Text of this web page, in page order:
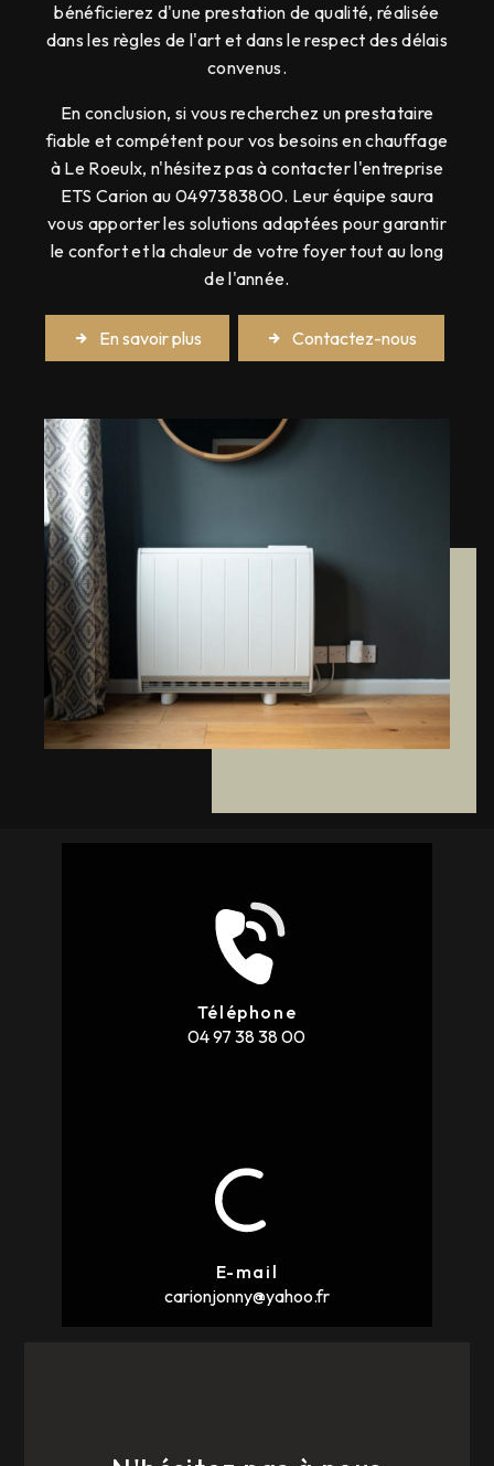
bénéficierez d'une prestation de qualité, réalisée
dans les règles de l'art et dans le respect des délais
convenus.
En conclusion, si vous recherchez un prestataire
fiable et compétent pour vos besoins en chauffage
à Le Roeulx, n'hésitez pas à contacter l'entreprise
ETS Carion au 0497383800. Leur équipe saura
vous apporter les solutions adaptées pour garantir
le confort et la chaleur de votre foyer tout au long
de l'année.
En savoir plus Contactez-nous
Téléphone
04 97 38 38 00
E-mail
carionjonny@yahoo.fr